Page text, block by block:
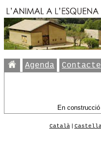
Agenda Contacte
En
Català |